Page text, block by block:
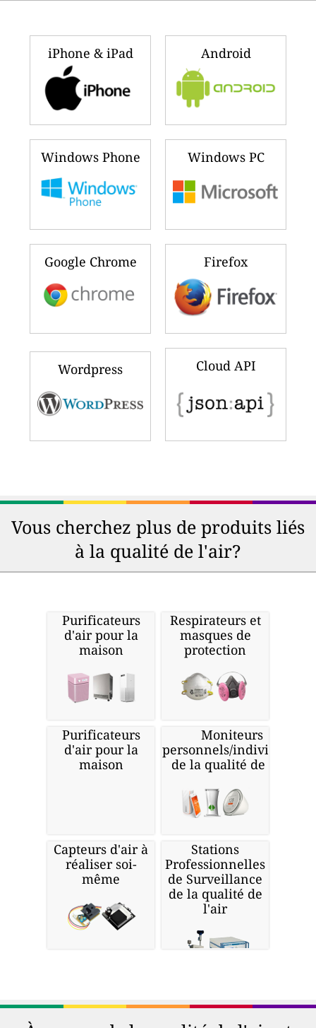
iPhone & iPad Android
Windows Phone Windows PC
Google Chrome Firefox
Wordpress Cloud API
Vous cherchez plus de produits liés
à la qualité de l'air?
Purificateurs
d'air pour la
maison
Respirateurs et
masques de
protection
Purificateurs
d'air pour la
maison
Moniteurs
personnels/individuels
de la qualité de l'air
Capteurs d'air à
réaliser soi-
même
Stations
Professionnelles
de Surveillance
de la qualité de
l'air